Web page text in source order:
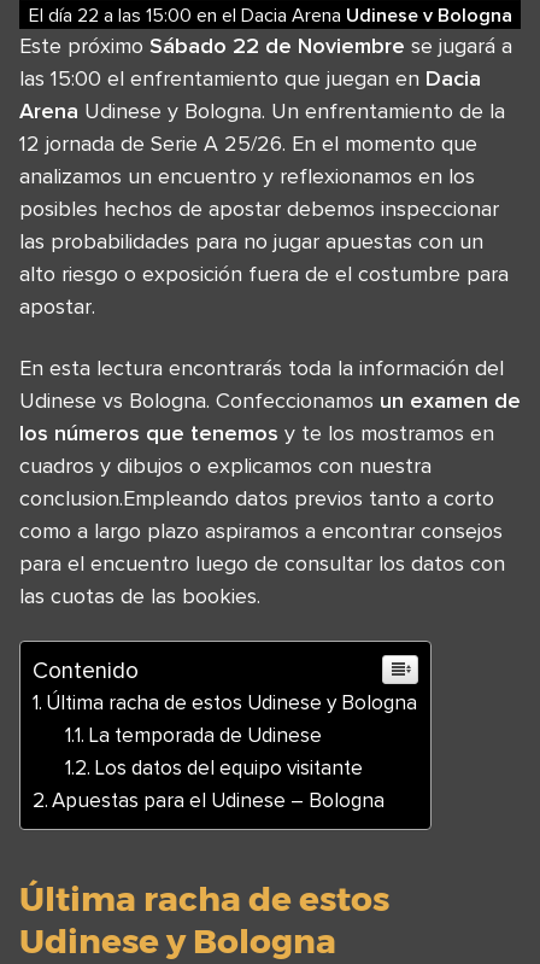
El día 22 a las 15:00 en el Dacia Arena Udinesev Bologna
Este próximo Sábado 22 de Noviembre se jugará a
las 15:00 el enfrentamiento que juegan en Dacia
Arena Udinese y Bologna. Un enfrentamiento de la
12 jornada de Serie A 25/26. En el momento que
analizamos un encuentro y reflexionamos en los
posibles hechos de apostar debemos inspeccionar
las probabilidades para no jugar apuestas con un
alto riesgo o exposición fuera de el costumbre para
apostar.
En esta lectura encontrarás toda la información del
Udinese vs Bologna. Confeccionamos un examen de
los números que tenemos y te los mostramos en
cuadros y dibujos o explicamos con nuestra
conclusion.Empleando datos previos tanto a corto
como a largo plazo aspiramos a encontrar consejos
para el encuentro luego de consultar los datos con
las cuotas de las bookies.
Contenido
Última racha de estos Udinese y Bologna
La temporada de Udinese
Los datos del equipo visitante
Apuestas para el Udinese – Bologna
Última racha de estos
Udinese y Bologna